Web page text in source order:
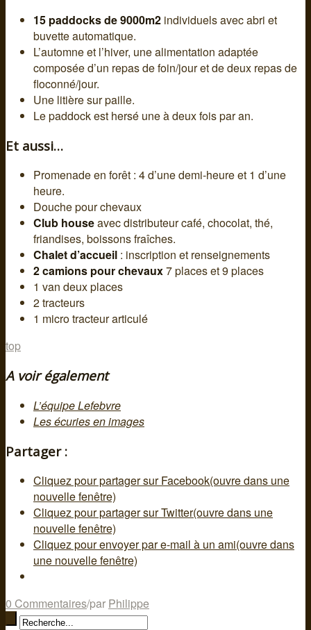
15 paddocks de 9000m2 individuels avec abri et
buvette automatique.
L’automne et l’hiver, une alimentation adaptée
composée d’un repas de foin/jour et de deux repas de
floconné/jour.
Une litière sur paille.
Le paddock est hersé une à deux fois par an.
Et aussi…
Promenade en forêt : 4 d’une demi-heure et 1 d’une
heure.
Douche pour chevaux
Club houseavec distributeur café, chocolat, thé,
friandises, boissons fraîches.
Chalet d’accueil : inscription et renseignements
2 camions pour chevaux7 places et 9 places
1 van deux places
2 tracteurs
1 micro tracteur articulé
top
A voir également
L’équipe Lefebvre
Les écuries en images
Partager :
Cliquez pour partager sur Facebook(ouvre dans une
nouvelle fenêtre)
Cliquez pour partager sur Twitter(ouvre dans une
nouvelle fenêtre)
Cliquez pour envoyer par e-mail à un ami(ouvre dans
une nouvelle fenêtre)
0 Commentaires/par Philippe